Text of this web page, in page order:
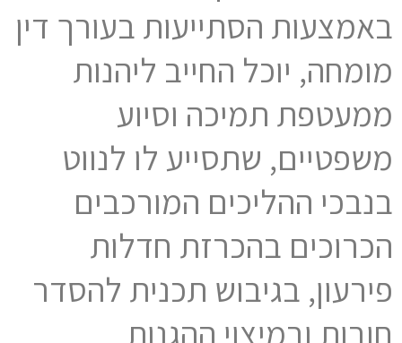
באמצעות הסתייעות בעורך דין
מומחה, יוכל החייב ליהנות
ממעטפת תמיכה וסיוע
משפטיים, שתסייע לו לנווט
בנבכי ההליכים המורכבים
הכרוכים בהכרזת חדלות
פירעון, בגיבוש תכנית להסדר
חובות ובמיצוי ההגנות